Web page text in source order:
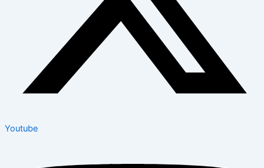
Youtube